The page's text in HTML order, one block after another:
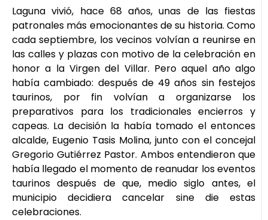
Laguna vivió, hace 68 años, unas de las fiestas
patronales más emocionantes de su historia. Como
cada septiembre, los vecinos volvían a reunirse en
las calles y plazas con motivo de la celebración en
honor a la Virgen del Villar. Pero aquel año algo
había cambiado: después de 49 años sin festejos
taurinos, por fin volvían a organizarse los
preparativos para los tradicionales encierros y
capeas. La decisión la había tomado el entonces
alcalde, Eugenio Tasis Molina, junto con el concejal
Gregorio Gutiérrez Pastor. Ambos entendieron que
había llegado el momento de reanudar los eventos
taurinos después de que, medio siglo antes, el
municipio decidiera cancelar sine die estas
celebraciones.